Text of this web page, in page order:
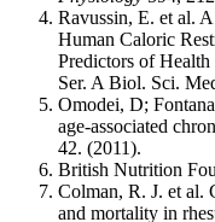
Ravussin, E. et al.
Human Caloric
Predictors of
Ser. A Biol. Sci.
Omodei, D;
age-associated
42. (2011).
British Nutrition
Colman, R. J. et al.
and mortality in